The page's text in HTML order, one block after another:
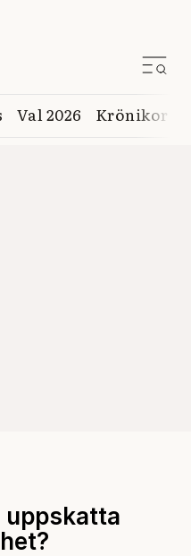
Val 2026 Krönikor
uppskatta